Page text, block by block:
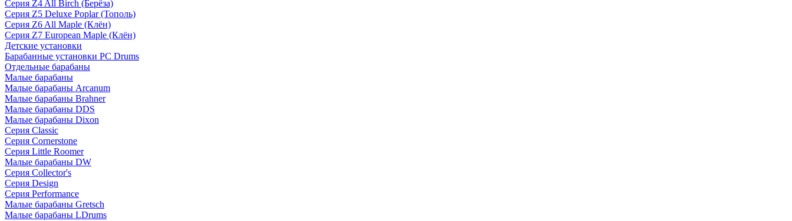
Серия Z4 All Birch (Берёза)
Серия Z5 Deluxe Poplar (Тополь)
Серия Z6 All Maple (Клён)
Серия Z7 European Maple (Клён)
Детские установки
Барабанные установки PC Drums
Отдельные барабаны
Малые барабаны
Малые барабаны Arcanum
Малые барабаны Brahner
Малые барабаны DDS
Малые барабаны Dixon
Серия Classic
Серия Cornerstone
Серия Little Roomer
Малые барабаны DW
Серия Collector's
Серия Design
Серия Performance
Малые барабаны Gretsch
Малые барабаны LDrums